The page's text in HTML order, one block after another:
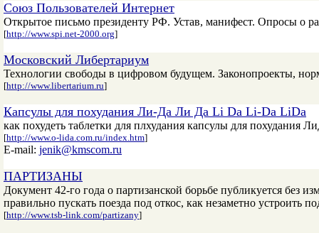
Союз Пользователей Интернет
Открытое письмо президенту РФ. Устав, манифест. Опросы о
[http://www.spi.net-2000.org]
Московский Либертариум
Технологии свободы в цифровом будущем. Законопроекты,
[http://www.libertarium.ru]
Капсулы для похудания Ли-Да Ли Да Li Da Li-Da LiDa
как похудеть таблетки для плхудания капсулы для
[http://www.o-lida.com.ru/index.htm]
E-mail: jenik@kmscom.ru
ПАРТИЗАНЫ
Документ 42-го года о партизанской борьбе публикуется без
правильно пускать поезда под откос, как незаметно
[http://www.tsb-link.com/partizany]